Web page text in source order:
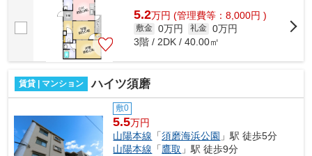
5.2万円 (管理費等：8,000円 )
敷金 0万円 礼金 0万円
3階 / 2DK / 40.00㎡
賃貸 | マンション ハイツ須磨
敷0
5.5万円
山陽本線 「須磨海浜公園 」駅 徒歩5分
山陽本線 「鷹取 」駅 徒歩9分